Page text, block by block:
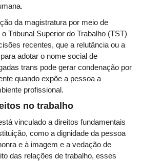
do Primeiro Grau
de Jurisprudência
de Pessoas
Permanente
ao Trabalho Infantil e de Estímulo à
da magistratura por meio de
Tribunal Superior do Trabalho (TST)
recentes, que a relutância ou a
adotar o nome social de
trans pode gerar condenação por
quando expõe a pessoa a
profissional.
no trabalho
vinculado a direitos fundamentais
como a dignidade da pessoa
e à imagem e a vedação de
das relações de trabalho, esses